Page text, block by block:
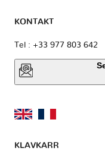
KONTAKT
Tel : +33 977 803 642
KLAVKARR